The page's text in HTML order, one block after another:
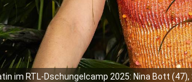
im RTL-Dschungelcamp 2025: Nina Bott (47),